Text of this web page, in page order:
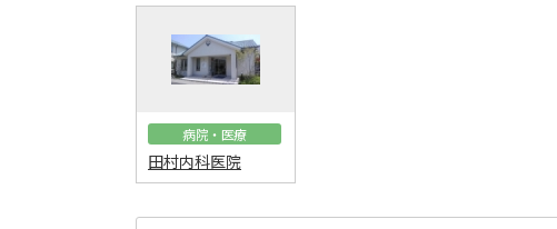
病院・医療
田村内科医院